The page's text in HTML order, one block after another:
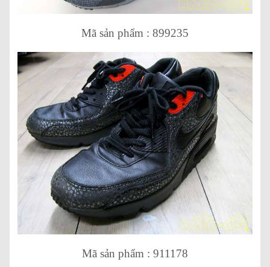
Mã sản phẩm : 899235
Mã sản phẩm : 911178